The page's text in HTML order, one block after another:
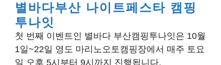
별바다부산 나이트페스타 캠핑
투나잇
첫 번째 이벤트인 별바다 부산캠핑투나잇은 10월
1일~22일 영도 마리노오토캠핑장에서 매주 토요
일 오후 5시부터 9시까지 진행됩니다.